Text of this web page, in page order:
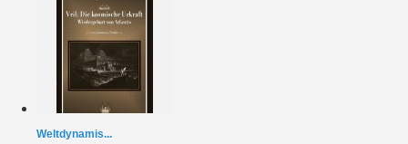
Weltdynamis...